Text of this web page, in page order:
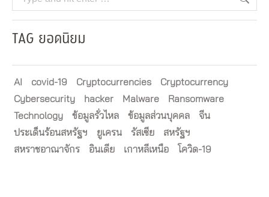
TAG ยอดนิยม
AI covid-19 Cryptocurrencies
Cryptocurrency
Cybersecurity
hacker Malware
Ransomware
Technology
ข้อมูลรั่วไหล ข้อมูลส่วนบุคคล
จีน
ประเด็นร้อนสหรัฐฯ
ยูเครน รัสเซีย
สหรัฐฯ
สหราชอาณาจักร
อินเดีย เกาหลีเหนือ โควิด-19